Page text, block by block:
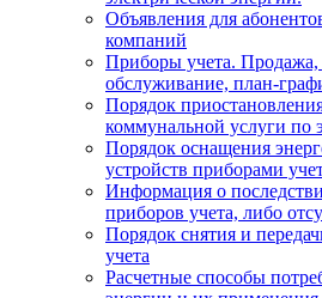
Объявления для
компаний
Приборы учета. Продажа,
обслуживание, план-
Порядок
коммунальной услуги по
Порядок оснащения
устройств приборами
Информация о
приборов учета, либо
Порядок снятия и
учета
Расчетные способы